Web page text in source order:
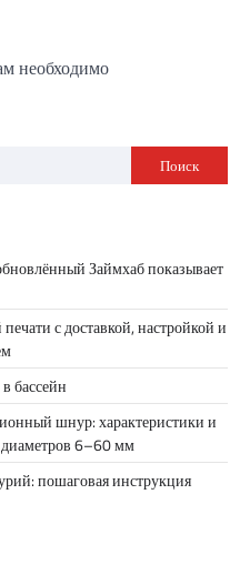
необходимо
Поиск
Займхаб показывает
с доставкой, настройкой и
бассейн
шнур: характеристики и
диаметров 6–60 мм
пошаговая инструкция